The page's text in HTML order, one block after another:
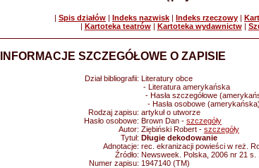
| Spis działów | Indeks nazwisk | Indeks rzeczowy |
| Kartoteka teatrów| Kartoteka wydawnictw|
INFORMACJE SZCZEGÓŁOWE O ZAPISIE
Dział bibliografii: Literatury obce
- Literatura amerykańska
- Hasła szczegółowe
- Hasła osobowe (amerykańska)
Rodzaj zapisu: artykuł o utworze
Hasło osobowe: Brown Dan - szczegóły
Autor: Ziębiński Robert - szczegóły
Tytuł: Długie dekodowanie
Adnotacje: rec. ekranizacji powieści w reż.
Źródło: Newsweek. Polska, 2006 nr 21 s.
Numer zapisu: 1947140 (TM)